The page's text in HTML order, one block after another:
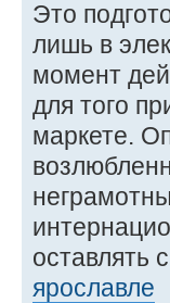
Это
лишь в
момент
для того
маркете.
оставлять
ярославле